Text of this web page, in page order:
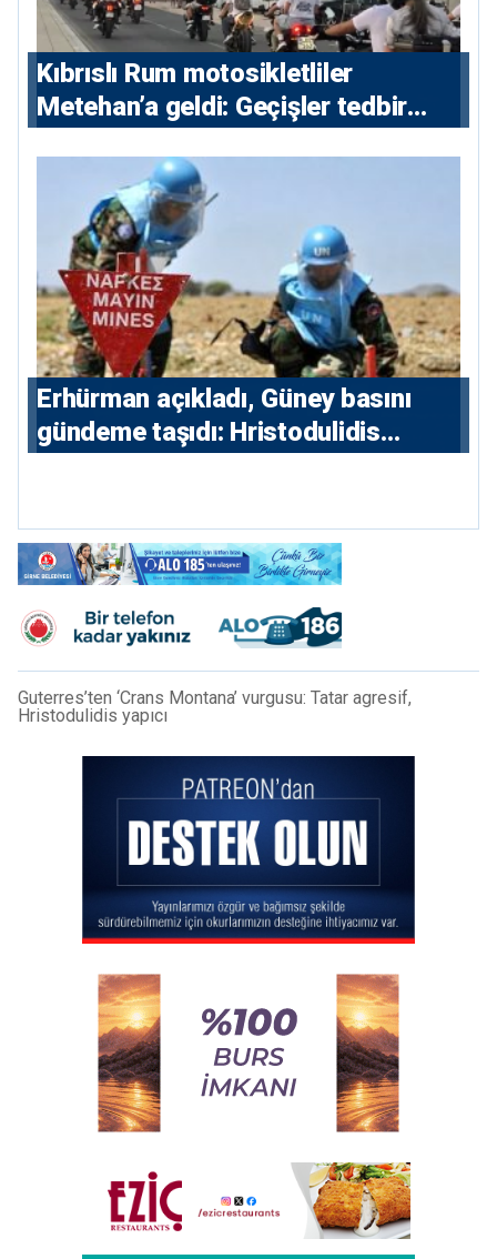
Kıbrıslı Rum motosikletliler
Metehan’a geldi: Geçişler tedbir
Erhürman açıkladı, Güney basını
gündeme taşıdı: Hristodulidis
Guterres’ten ‘Crans Montana’ vurgusu: Tatar agresif,
Hristodulidis yapıcı